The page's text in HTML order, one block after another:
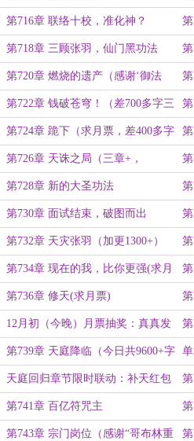
第716章 联络十校，准化神？
第718章 三顾张羽，仙门黑功法
（7170，加更1100+字）
第720章 燃烧的遗产（感谢‘御法
者’打赏盟主）
第722章 钱破苍穹！（差700多字三
章，感谢“宅菜”打赏的白银盟）
第724章 跪下（求月票，差400多字
8000） 谢
第726章 天诛之局（三章+，
9200+字求月票）
第728章 新的大圣功法
更
第730章 面试结束，破图而出
第732章 天灾张羽（加更1300+）
第734章 现在的我，比你更强(求月
票) 票
第736章 修天(求月票)
12月初（今晚）月票抽奖：真真发
丝剑（琉璃玉丝），可视化法骸法宝
收纳箱
（
第739章 天庭降临（今日共9600+字
=3章+，求月票） 临
天庭回归章节限时联动：补天红包
第741章 百亿符咒主
第743章 宗门岗位（感谢“哥布林重